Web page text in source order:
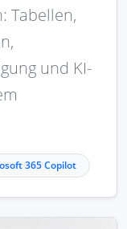
Tabellen,
und KI-
365 Copilot